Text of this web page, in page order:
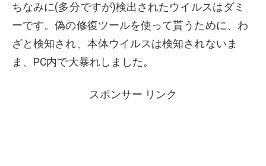
ちなみに(多分ですが)検出されたウイルスはダミ
ーです。偽の修復ツールを使って貰うために、わ
ざと検知され、本体ウイルスは検知されないま
ま、PC内で大暴れしました。
スポンサー リンク